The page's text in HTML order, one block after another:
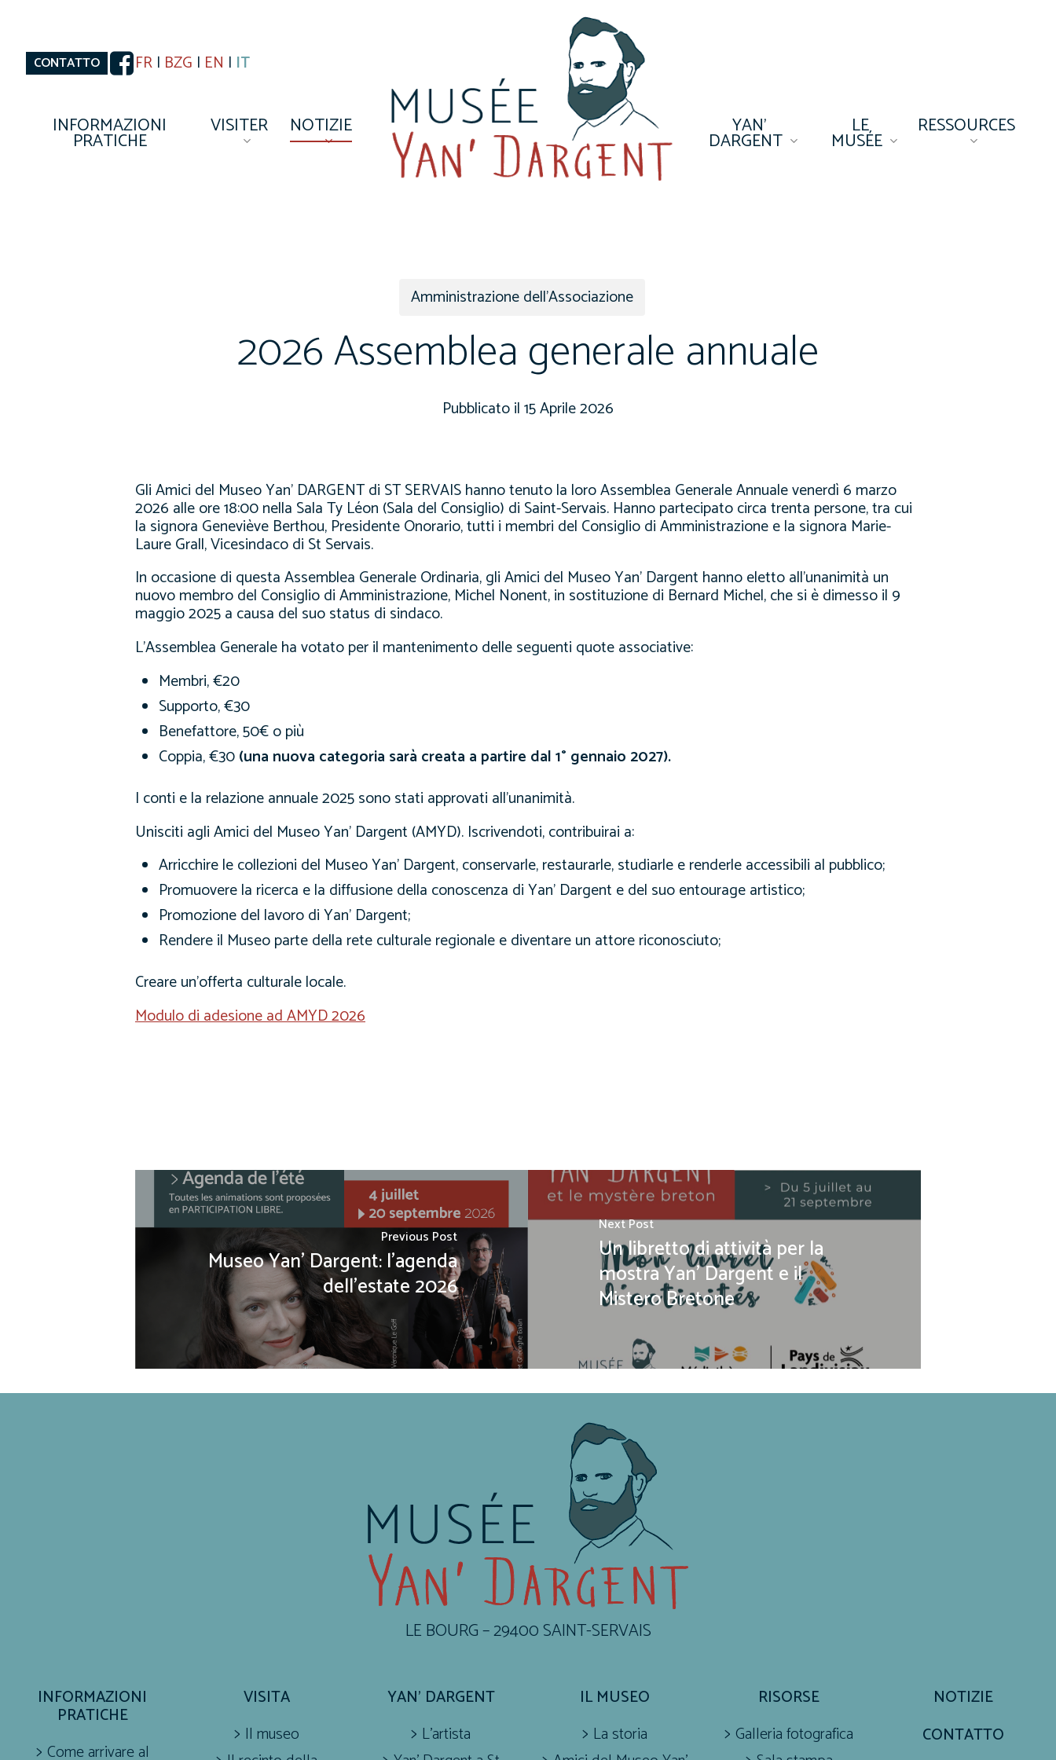
contentCONTATTO FR | BZG | EN | IT
INFORMAZIONI
PRATICHE
VISITER NOTIZIE YAN’
DARGENT
LE
MUSÉE
RESSOURCES
Amministrazione dell'Associazione
2026 Assemblea generale annuale
15 Aprile 2026
Gli Amici del Museo Yan’ DARGENT di ST SERVAIS hanno tenuto la loro Assemblea Generale Annuale venerdì 6 marzo
2026 alle ore 18:00 nella Sala Ty Léon (Sala del Consiglio) di Saint-Servais. Hanno partecipato circa trenta persone, tra cui
la signora Geneviève Berthou, Presidente Onorario, tutti i membri del Consiglio di Amministrazione e la signora Marie-
Laure Grall, Vicesindaco di St Servais.
In occasione di questa Assemblea Generale Ordinaria, gli Amici del Museo Yan’ Dargent hanno eletto all’unanimità un
nuovo membro del Consiglio di Amministrazione, Michel Nonent, in sostituzione di Bernard Michel, che si è dimesso il 9
maggio 2025 a causa del suo status di sindaco.
L’Assemblea Generale ha votato per il mantenimento delle seguenti quote associative:
Membri, €20
Supporto, €30
Benefattore, 50€ o più
Coppia, €30(una nuova categoria sarà creata a partire dal 1° gennaio 2027).
I conti e la relazione annuale 2025 sono stati approvati all’unanimità.
Unisciti agli Amici del Museo Yan’ Dargent (AMYD). Iscrivendoti, contribuirai a:
Arricchire le collezioni del Museo Yan’ Dargent, conservarle, restaurarle, studiarle e renderle accessibili al pubblico;
Promuovere la ricerca e la diffusione della conoscenza di Yan’ Dargent e del suo entourage artistico;
Promozione del lavoro di Yan’ Dargent;
Rendere il Museo parte della rete culturale regionale e diventare un attore riconosciuto;
Creare un’offerta culturale locale.
Modulo di adesione ad AMYD 2026
Previous Post
Museo Yan' Dargent: l'agenda
dell'estate 2026
Next Post
Un libretto di attività per la
mostra Yan' Dargent e il
Mistero Bretone
LE BOURG – 29400 SAINT-SERVAIS
INFORMAZIONI
PRATICHE
Come arrivare al
VISITA
Il museo
YAN’ DARGENT
L’artista
IL MUSEO
La storia
RISORSE
Galleria fotografica
NOTIZIE
CONTATTO